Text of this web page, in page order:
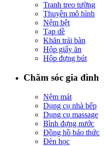
Tranh treo tường
Thuyền mô hình
Nệm bệt
Tạp dề
Khăn trải bàn
Hộp giấy ăn
Hộp đựng bút
Chăm sóc gia đình
Nệm mát
Dụng cụ nhà bếp
Dụng cụ massage
Bình đựng nước
Đồng hồ báo thức
Đèn học